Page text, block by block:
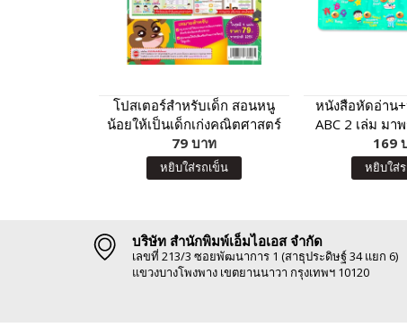
โปสเตอร์สำหรับเด็ก สอนหนู
น้อยให้เป็นเด็กเก่งคณิตศาสตร์
79 บาท
หยิบใส่รถเข็น
หนังสือหัดอ่าน
ABC 2 เล่ม มา
พูดได้ กดแล้ว
169
หยิบใส่
บริษัท สำนักพิมพ์เอ็มไอเอส จำกัด
เลขที่ 213/3 ซอยพัฒนาการ 1 (สาธุประดิษฐ์ 34 แยก 6)
แขวงบางโพงพาง เขตยานนาวา กรุงเทพฯ 10120